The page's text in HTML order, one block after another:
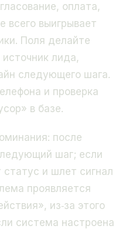
оплата,
всего выигрывает
Поля делайте
лида,
следующего шага.
и проверка
в базе.
после
шаг; если
и шлет сигнал
проявляется
из‑за этого
система настроена